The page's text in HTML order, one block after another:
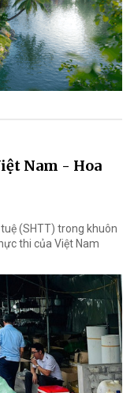
Nam - Hoa
(SHTT) trong khuôn
thi của Việt Nam